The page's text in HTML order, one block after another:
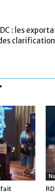
: les
fait